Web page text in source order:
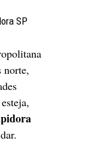
SP
norte,